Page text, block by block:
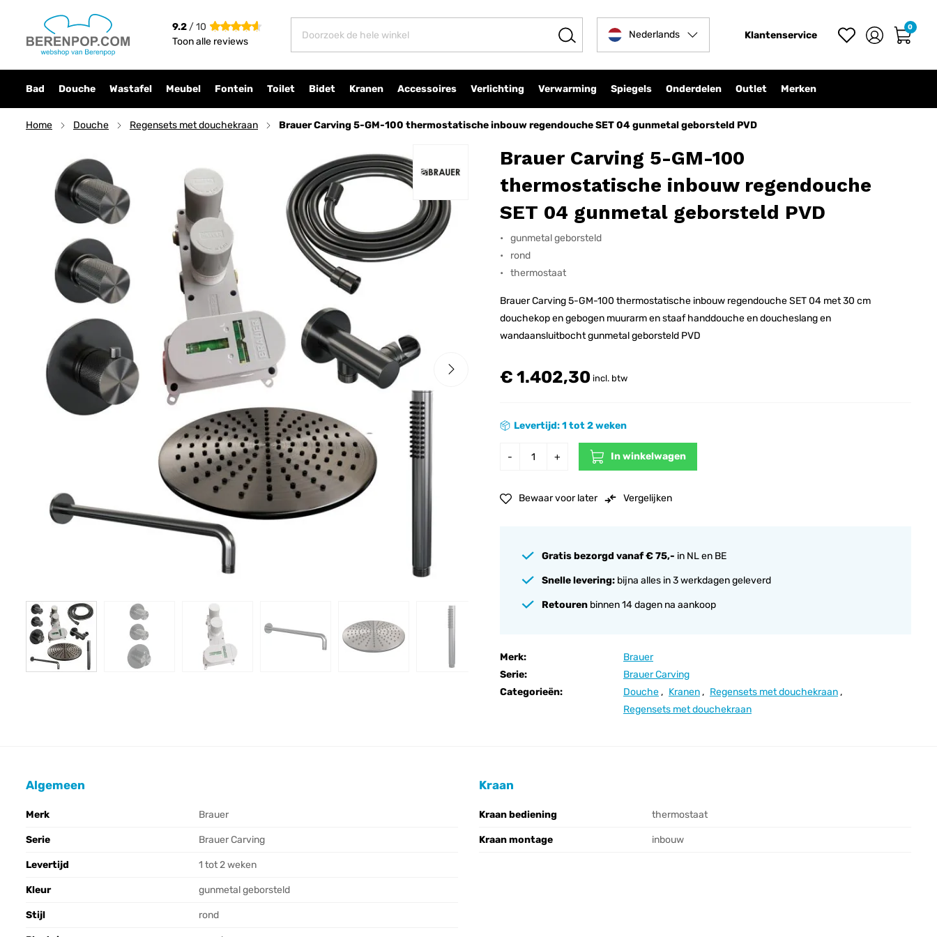
Nederlands Klantenservice
9.2 / 10
Toon alle reviews
0
Bad Douche Wastafel Meubel Fontein Toilet Bidet Kranen Accessoires Verlichting Verwarming Spiegels Onderdelen Outlet Merken
Home Douche Regensets met douchekraan Brauer Carving 5-GM-100 thermostatische inbouw regendouche SET 04 gunmetal geborsteld PVD
Brauer Carving 5-GM-100
thermostatische inbouw regendouche
SET 04 gunmetal geborsteld PVD
€ 1.402,30 incl. btw
Merk:
Brauer
Serie:
Brauer Carving
Categorieën:
Douche , Kranen , Regensets met douchekraan ,
Regensets met douchekraan
Brauer Carving 5-GM-100 thermostatische inbouw regendouche SET 04 gunmetal geborsteld PVD
€ 1.402,30
+ In winkelwagen
- + In winkelwagen
Bewaar voor later Vergelijken
gunmetal geborsteld
rond
thermostaat
Gratis bezorgd vanaf € 75,- in NL en BE
Snelle levering: bijna alles in 3 werkdagen geleverd
Retouren binnen 14 dagen na aankoop
Levertijd: 1 tot 2 weken
Brauer Carving 5-GM-100 thermostatische inbouw regendouche SET 04 met 30 cm
douchekop en gebogen muurarm en staaf handdouche en doucheslang en
wandaansluitbocht gunmetal geborsteld PVD
Algemeen
Merk Brauer
Serie Brauer Carving
Levertijd 1 tot 2 weken
Kleur gunmetal geborsteld
Stijl rond
Kraan
Kraan bediening thermostaat
Kraan montage inbouw